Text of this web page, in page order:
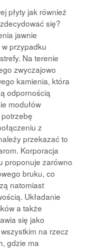
płyty jak również
się?
jawnie
przypadku
Na terenie
zwyczajowo
kamienia, która
odpornością
modułów
z
przekazać to
Korporacja
proponuje zarówno
bruku, co
natomiast
Układanie
a także
się jako
na rzecz
gdzie ma